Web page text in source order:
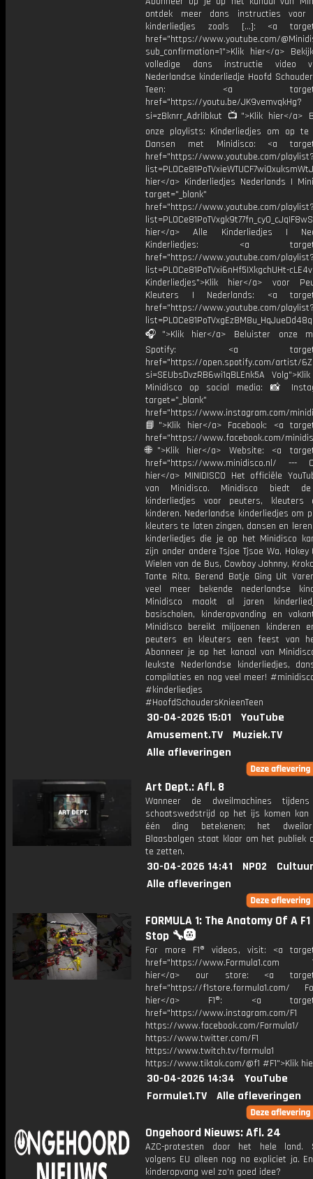
ontdek meer dans instructies voor
kinderliedjes zoals [...]: <a
href="https://www.youtube.com/
sub_confirmation=1">Klik hier</a>
volledige dans instructie video
Nederlandse kinderliedje Hoofd
Teen: <a
href="https://youtu.be/JK9vemvqkHg?
si=zBknrr_Adrlibkut 📺">Klik hier</a>
onze playlists: Kinderliedjes om op te
Dansen met Minidisco: <a
href="https://www.youtube.com/
hier</a> Kinderliedjes Nederlands |
target="_blank"
href="https://www.youtube.com/
hier</a> Alle Kinderliedjes |
Kinderliedjes: <a
href="https://www.youtube.com/
list=PL0Ce81PoTVxi6nHf5IXkgchUHt-
Kinderliedjes">Klik hier</a> voor
Kleuters | Nederlands: <a
href="https://www.youtube.com/
🎧">Klik hier</a> Beluister onze
Spotify: <a
href="https://open.spotify.com/artist/
si=SEUbsDvzRB6wi1qBLEnk5A
Minidisco op social media: 📸
target="_blank"
href="https://www.instagram.com/
📘">Klik hier</a> Facebook: <a
href="https://www.facebook.com/
🌐">Klik hier</a> Website: <a
href="https://www.minidisco.nl/ ---
hier</a> MINIDISCO Het officiële
van Minidisco. Minidisco biedt
kinderliedjes voor peuters, kleuters
kinderen. Nederlandse kinderliedjes om
kleuters te laten zingen, dansen en
kinderliedjes die je op het Minidisco
zijn onder andere Tsjoe Tjsoe Wa, Hokey
Wielen van de Bus, Cowboy Johnny,
Tante Rita, Berend Botje Ging Uit
veel meer bekende nederlandse
Minidisco maakt al jaren
basischolen, kinderopvanding en
Minidisco bereikt miljoenen kinderen
peuters en kleuters een feest van
Abonneer je op het kanaal van
leukste Nederlandse kinderliedjes,
compilaties en nog veel meer!
#kinderliedjes
#HoofdSchoudersKnieenTeen
30-04-2026 15:01
YouTube
Amusement.TV
Muziek.TV
Alle afleveringen
Art Dept.: Afl. 8
Wanneer de dweilmachines
schaatswedstrijd op het ijs komen
één ding betekenen; het
Blaasbalgen staat klaar om het publiek
te zetten.
30-04-2026 14:41 NPO2
Alle afleveringen
FORMULA 1: The Anatomy Of A
Stop 🔧🛞
For more F1® videos, visit: <a
href="https://www.Formula1.com
hier</a> our store: <a
href="https://f1store.formula1.com/
hier</a> F1®: <a
href="https://www.instagram.com/F1
https://www.facebook.com/Formula1/
https://www.twitter.com/F1
https://www.twitch.tv/formula1
https://www.tiktok.com/@f1 #F1">Klik
30-04-2026 14:34
YouTube
Formule1.TV
Alle afleveringen
Ongehoord Nieuws: Afl. 24
AZC-protesten door het hele land.
volgens EU alleen nog na expliciet ja.
kinderopvang wel zo'n goed idee?